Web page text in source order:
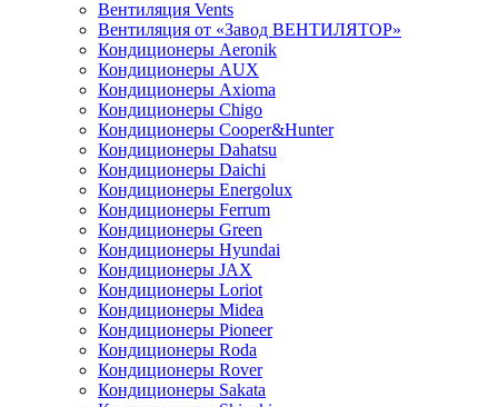
Вентиляция Vents
Вентиляция от «Завод ВЕНТИЛЯТОР»
Кондиционеры Aeronik
Кондиционеры AUX
Кондиционеры Axioma
Кондиционеры Chigo
Кондиционеры Cooper&Hunter
Кондиционеры Dahatsu
Кондиционеры Daichi
Кондиционеры Energolux
Кондиционеры Ferrum
Кондиционеры Green
Кондиционеры Hyundai
Кондиционеры JAX
Кондиционеры Loriot
Кондиционеры Midea
Кондиционеры Pioneer
Кондиционеры Roda
Кондиционеры Rover
Кондиционеры Sakata